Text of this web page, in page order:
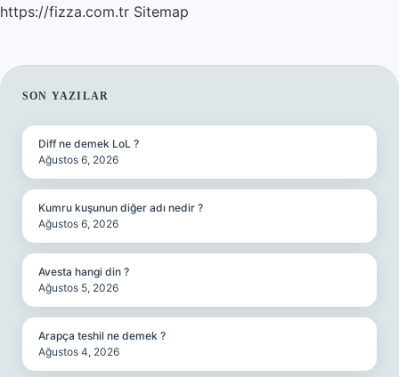
https://fizza.com.tr Sitemap
SIDEBAR
SON YAZILAR
Diff ne demek LoL ?
Ağustos 6, 2026
Kumru kuşunun diğer adı nedir ?
Ağustos 6, 2026
Avesta hangi din ?
Ağustos 5, 2026
Arapça teshil ne demek ?
Ağustos 4, 2026